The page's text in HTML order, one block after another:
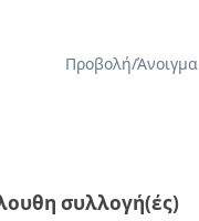
Προβολή/Άνοιγμα
συλλογή(ές)